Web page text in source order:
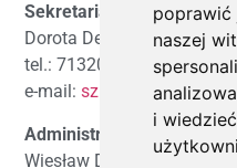
poprawić
naszej
i
Sekretariat
Dorota Dembkowska
tel.: 713202248
e-mail:
Administrator strony
Wiesław Dobrowolski